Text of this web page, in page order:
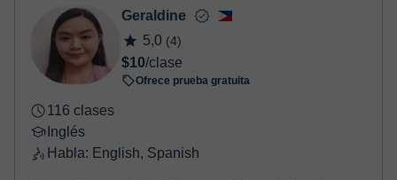
Una vez realices el pago de la clase, recibirás un e-mail de
confirmación de la reserva.
Geraldine
5,0 (4)
$10/clase
Ofrece prueba gratuita
116 clases
Inglés
Habla: English, Spanish